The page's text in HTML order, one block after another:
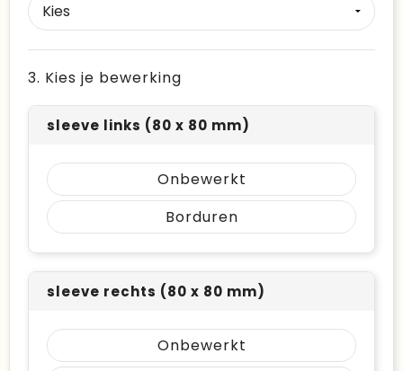
3. Kies je bewerking
sleeve links (80 x 80 mm)
Onbewerkt
Borduren
sleeve rechts (80 x 80 mm)
Onbewerkt